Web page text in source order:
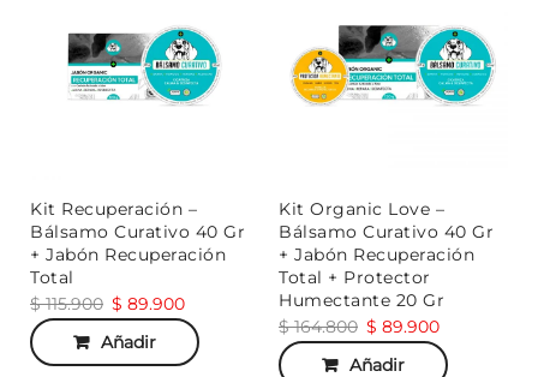
Kit Recuperación –
Bálsamo Curativo 40 Gr
+ Jabón Recuperación
Total
$115.900 $ 89.900
Añadir
Kit Organic Love –
Bálsamo Curativo 40 Gr
+ Jabón Recuperación
Total + Protector
Humectante 20 Gr
$164.800 $ 89.900
Añadir